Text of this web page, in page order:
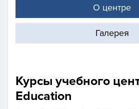
О центре
Галерея
Курсы учебного
Education